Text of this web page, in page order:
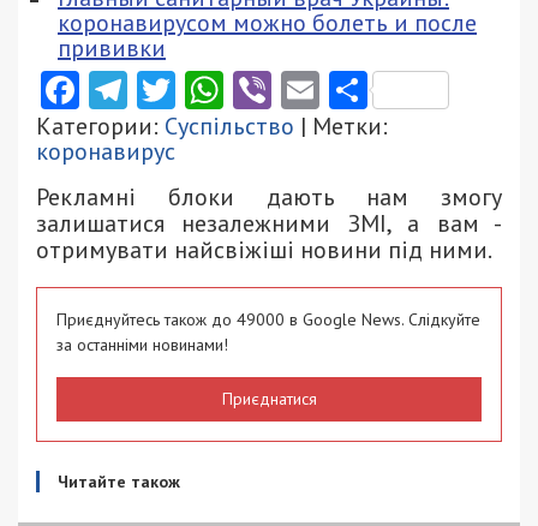
коронавирусом можно болеть и после
прививки
Facebook
Telegram
Twitter
WhatsApp
ViberEmail
Категории: Суспільство | Метки:
коронавирус
Рекламні блоки дають нам змогу
залишатися незалежними ЗМІ, а вам -
отримувати найсвіжіші новини під ними.
Приєднуйтесь також до 49000 в Google News. Слідкуйте
за останніми новинами!
Приєднатися
Читайте також